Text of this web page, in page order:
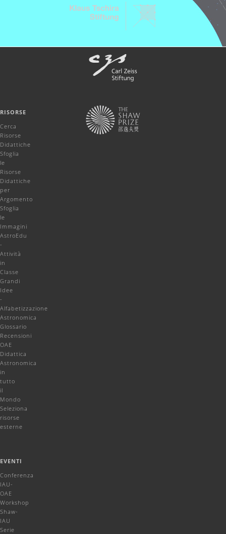
RISORSE
Cerca
Risorse
Didattiche
Sfoglia
le
Risorse
Didattiche
per
Argomento
Sfoglia
le
Immagini
AstroEdu
-
Attività
in
Classe
Grandi
Idee
-
Alfabetizzazione
Astronomica
Glossario
Recensioni
OAE
Didattica
Astronomica
in
tutto
il
Mondo
Seleziona
risorse
esterne
EVENTI
Conferenza
IAU-
OAE
Workshop
Shaw-
IAU
Serie